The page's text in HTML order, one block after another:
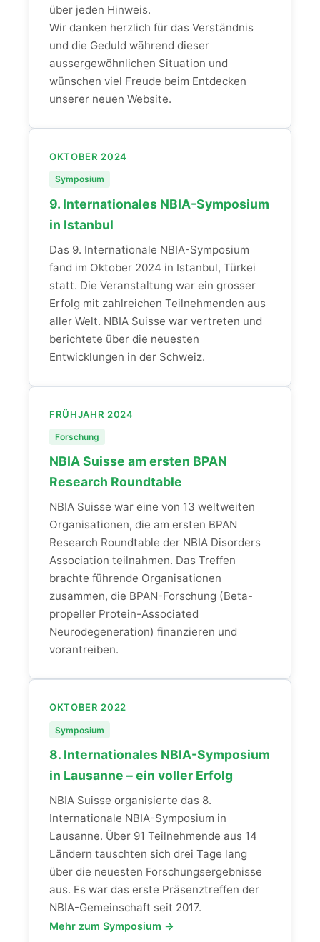
über jeden Hinweis.
Wir danken herzlich für das Verständnis
und die Geduld während dieser
aussergewöhnlichen Situation und
wünschen viel Freude beim Entdecken
unserer neuen Website.
OKTOBER 2024
Symposium
9. Internationales NBIA-Symposium
in Istanbul
Das 9. Internationale NBIA-Symposium
fand im Oktober 2024 in Istanbul, Türkei
statt. Die Veranstaltung war ein grosser
Erfolg mit zahlreichen Teilnehmenden aus
aller Welt. NBIA Suisse war vertreten und
berichtete über die neuesten
Entwicklungen in der Schweiz.
FRÜHJAHR 2024
Forschung
NBIA Suisse am ersten BPAN
Research Roundtable
NBIA Suisse war eine von 13 weltweiten
Organisationen, die am ersten BPAN
Research Roundtable der NBIA Disorders
Association teilnahmen. Das Treffen
brachte führende Organisationen
zusammen, die BPAN-Forschung (Beta-
propeller Protein-Associated
Neurodegeneration) finanzieren und
vorantreiben.
OKTOBER 2022
Symposium
8. Internationales NBIA-Symposium
in Lausanne – ein voller Erfolg
NBIA Suisse organisierte das 8.
Internationale NBIA-Symposium in
Lausanne. Über 91 Teilnehmende aus 14
Ländern tauschten sich drei Tage lang
über die neuesten Forschungsergebnisse
aus. Es war das erste Präsenztreffen der
NBIA-Gemeinschaft seit 2017.
Mehr zum Symposium →